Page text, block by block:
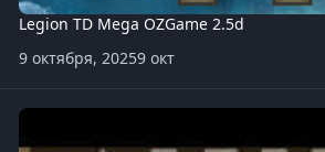
Legion TD Mega OZGame 2.5d
9 октября, 20259 окт